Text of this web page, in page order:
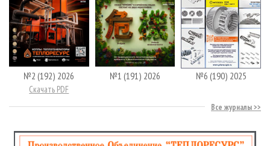
№2 (192) 2026
Скачать PDF
№1 (191) 2026 №6 (190) 2025
Все журналы